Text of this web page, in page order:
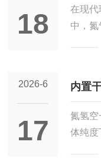
出等功
需求。
成设计
18 的集
在现代
中，
基础
搬运
供稳定
2026-6
17
内置
潮保
氮氢空
体纯度
高温